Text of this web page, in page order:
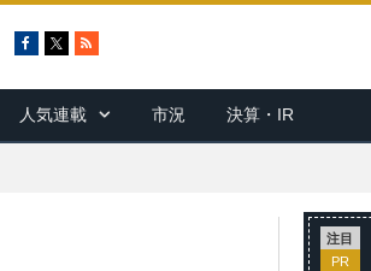
c
e
b
R
S
人気連載 市況 決算・IR
注目
PR